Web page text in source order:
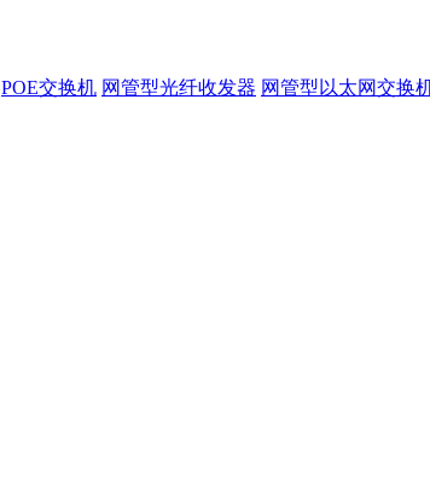
POE交换机 网管型光纤收发器 网管型以太网交换